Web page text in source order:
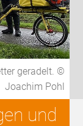
geradelt. ©
Joachim Pohl
und